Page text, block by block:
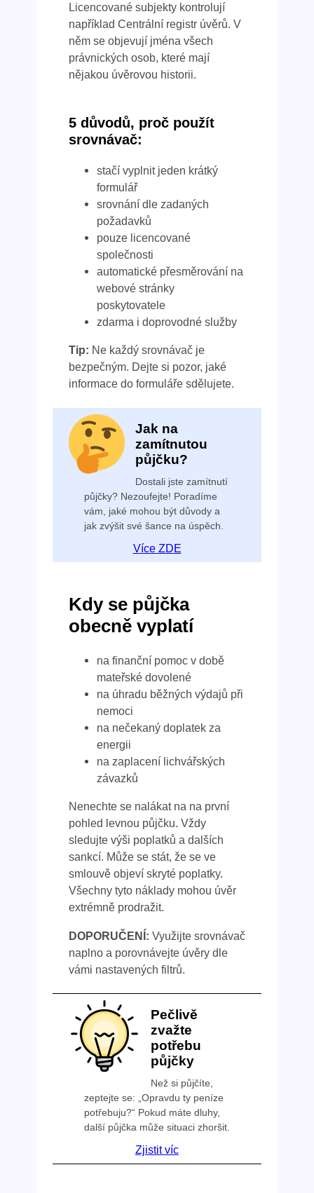
Licencované subjekty kontrolují
například Centrální registr úvěrů. V
něm se objevují jména všech
právnických osob, které mají
nějakou úvěrovou historii.
5 důvodů, proč použít
srovnávač:
stačí vyplnit jeden krátký
formulář
srovnání dle zadaných
požadavků
pouze licencované
společnosti
automatické přesměrování na
webové stránky
poskytovatele
zdarma i doprovodné služby
Tip: Ne každý srovnávač je
bezpečným. Dejte si pozor, jaké
informace do formuláře sdělujete.
Jak na
zamítnutou
půjčku?
Dostali jste zamítnutí
půjčky? Nezoufejte! Poradíme
vám, jaké mohou být důvody a
jak zvýšit své šance na úspěch.
Více ZDE
Kdy se půjčka
obecně vyplatí
na finanční pomoc v době
mateřské dovolené
na úhradu běžných výdajů při
nemoci
na nečekaný doplatek za
energii
na zaplacení lichvářských
závazků
Nenechte se nalákat na na první
pohled levnou půjčku. Vždy
sledujte výši poplatků a dalších
sankcí. Může se stát, že se ve
smlouvě objeví skryté poplatky.
Všechny tyto náklady mohou úvěr
extrémně prodražit.
DOPORUČENÍ: Využijte srovnávač
naplno a porovnávejte úvěry dle
vámi nastavených filtrů.
Pečlivě
zvažte
potřebu
půjčky
Než si půjčíte,
zeptejte se: „Opravdu ty peníze
potřebuju?“ Pokud máte dluhy,
další půjčka může situaci zhoršit.
Zjistit víc